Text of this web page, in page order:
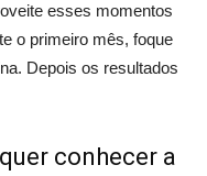
esses momentos
o primeiro mês, foque
Depois os resultados
conhecer a